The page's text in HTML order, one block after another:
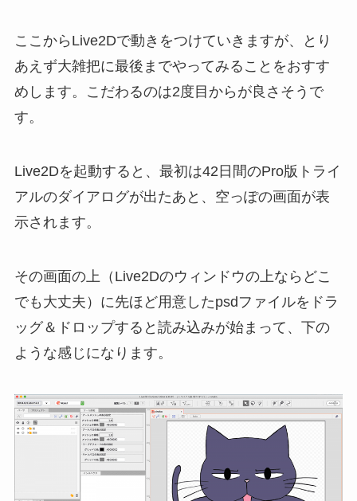
ここからLive2Dで動きをつけていきますが、とり
あえず大雑把に最後までやってみることをおすす
めします。こだわるのは2度目からが良さそうで
す。
Live2Dを起動すると、最初は42日間のPro版トライ
アルのダイアログが出たあと、空っぽの画面が表
示されます。
その画面の上（Live2Dのウィンドウの上ならどこ
でも大丈夫）に先ほど用意したpsdファイルをドラ
ッグ＆ドロップすると読み込みが始まって、下の
ような感じになります。